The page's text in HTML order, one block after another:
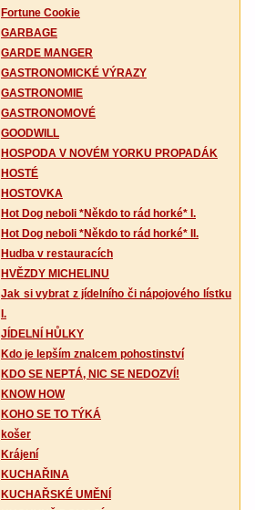
Fortune Cookie
GARBAGE
GARDE MANGER
GASTRONOMICKÉ VÝRAZY
GASTRONOMIE
GASTRONOMOVÉ
GOODWILL
HOSPODA V NOVÉM YORKU PROPADÁK
HOSTÉ
HOSTOVKA
Hot Dog neboli *Někdo to rád horké* I.
Hot Dog neboli *Někdo to rád horké* II.
Hudba v restauracích
HVĚZDY MICHELINU
Jak si vybrat z jídelního či nápojového lístku
I.
JÍDELNÍ HŮLKY
Kdo je lepším znalcem pohostinství
KDO SE NEPTÁ, NIC SE NEDOZVÍ!
KNOW HOW
KOHO SE TO TÝKÁ
košer
Krájení
KUCHAŘINA
KUCHAŘSKÉ UMĚNÍ